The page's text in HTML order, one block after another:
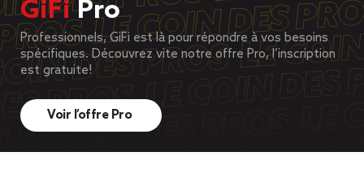
GiFiPro
Professionnels, GiFi est là pour répondre à vos besoins
spécifiques. Découvrez vite notre offre Pro, l’inscription
est gratuite!
Voir l’offre Pro